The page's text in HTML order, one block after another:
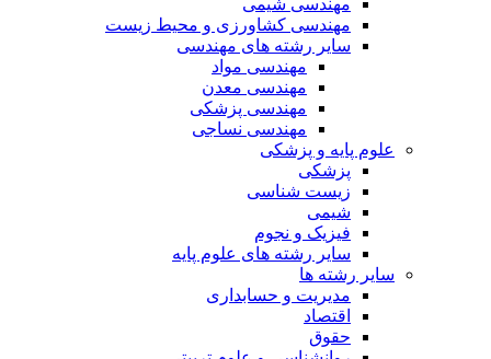
مهندسی کشاورزی و محیط زیست
سایر رشته های مهندسی
مهندسی مواد
مهندسی معدن
مهندسی پزشکی
مهندسی نساجی
علوم پایه و پزشکی
پزشکی
زیست شناسی
شیمی
فیزیک و نجوم
سایر رشته های علوم پایه
سایر رشته ها
مدیریت و حسابداری
اقتصاد
حقوق